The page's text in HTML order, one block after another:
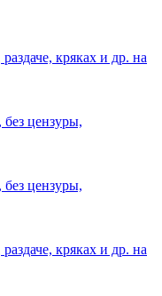
кряках и др. на
без цензуры,
без цензуры,
кряках и др. на